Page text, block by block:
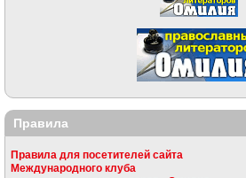
Правила
Правила для посетителей сайта
Международного клуба